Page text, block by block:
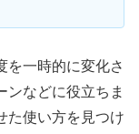
を一時的に変化さ
ンなどに役立ちま
た使い方を見つけ